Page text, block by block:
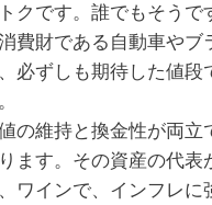
クです。誰でもそうで
費財である自動車やブ
必ずしも期待した値段
の維持と換金性が両立
ます。その資産の代表
ワインで、インフレに